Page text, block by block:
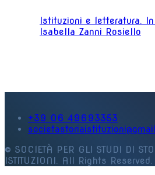
Istituzioni e letteratura.
Isabella Zanni Rosiello
+39 06 49693353
© SOCIETÀ PER GLI STUDI DI
ISTITUZIONI. All Rights Reserved.